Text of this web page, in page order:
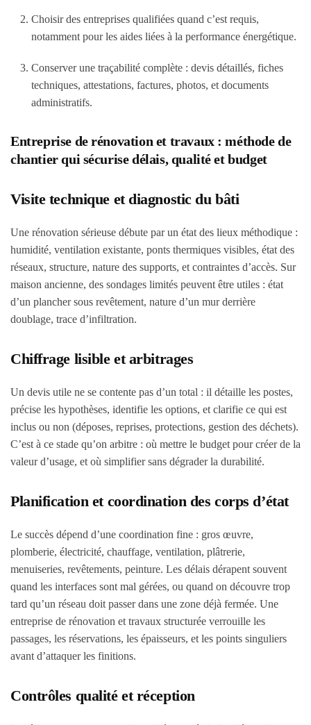
Choisir des entreprises qualifiées quand c’est requis,
notamment pour les aides liées à la performance énergétique.
Conserver une traçabilité complète : devis détaillés, fiches
techniques, attestations, factures, photos, et documents
administratifs.
Entreprise de rénovation et travaux : méthode de
chantier qui sécurise délais, qualité et budget
Visite technique et diagnostic du bâti
Une rénovation sérieuse débute par un état des lieux méthodique :
humidité, ventilation existante, ponts thermiques visibles, état des
réseaux, structure, nature des supports, et contraintes d’accès. Sur
maison ancienne, des sondages limités peuvent être utiles : état
d’un plancher sous revêtement, nature d’un mur derrière
doublage, trace d’infiltration.
Chiffrage lisible et arbitrages
Un devis utile ne se contente pas d’un total : il détaille les postes,
précise les hypothèses, identifie les options, et clarifie ce qui est
inclus ou non (déposes, reprises, protections, gestion des déchets).
C’est à ce stade qu’on arbitre : où mettre le budget pour créer de la
valeur d’usage, et où simplifier sans dégrader la durabilité.
Planification et coordination des corps d’état
Le succès dépend d’une coordination fine : gros œuvre,
plomberie, électricité, chauffage, ventilation, plâtrerie,
menuiseries, revêtements, peinture. Les délais dérapent souvent
quand les interfaces sont mal gérées, ou quand on découvre trop
tard qu’un réseau doit passer dans une zone déjà fermée. Une
entreprise de rénovation et travaux structurée verrouille les
passages, les réservations, les épaisseurs, et les points singuliers
avant d’attaquer les finitions.
Contrôles qualité et réception